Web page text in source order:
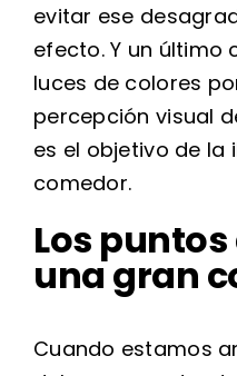
evitar ese
efecto. Y un último
luces de colores
percepción visual
es el objetivo de la
comedor.
Los puntos
una gran
Cuando estamos